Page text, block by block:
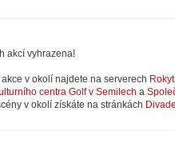
akcí vyhrazena!
v okolí najdete na serverech
centra Golf v Semilech a
v okolí získáte na stránkách